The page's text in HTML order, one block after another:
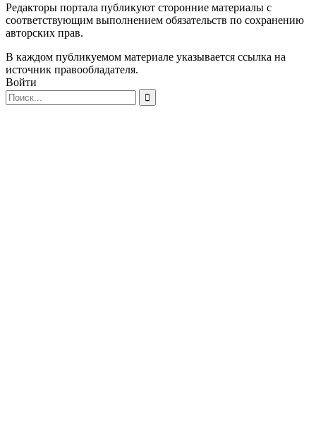
Редакторы портала публикуют сторонние материалы с
соответствующим выполнением обязательств по сохранению
авторских прав.
В каждом публикуемом материале указывается ссылка на
источник правообладателя.
Войти